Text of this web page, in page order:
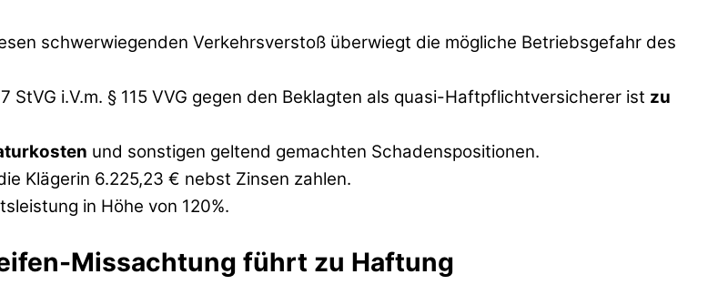
schwerwiegenden Verkehrsverstoß überwiegt die mögliche Betriebsgefahr des
StVG i.V.m. § 115 VVG gegen den Beklagten als quasi-Haftpflichtversicherer ist zu
und sonstigen geltend gemachten Schadenspositionen.
Klägerin 6.225,23 € nebst Zinsen zahlen.
in Höhe von 120%.
Missachtung führt zu Haftung